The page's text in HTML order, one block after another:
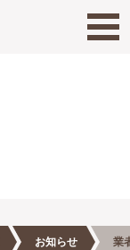
お知らせ 業